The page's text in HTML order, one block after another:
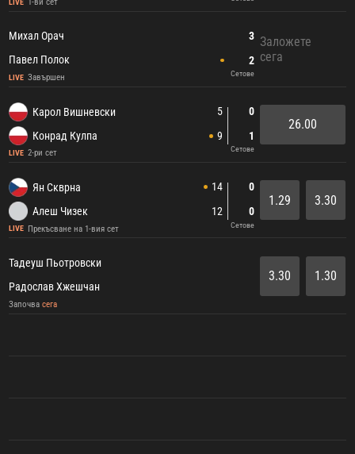
Михал Орач
Павел Полок
LIVE Завършен
3
2
Сетове
Заложете
сега
Карол Вишневски
Конрад Кулпа
LIVE 2-ри сет
5
9
0
1
Сетове
26.00
Ян Скврна
Алеш Чизек
LIVE Прекъсване на 1-вия сет
14
12
0
0
Сетове
1.29 3.30
Тадеуш Пьотровски
Радослав Хжешчан
Започвасега
3.30 1.30